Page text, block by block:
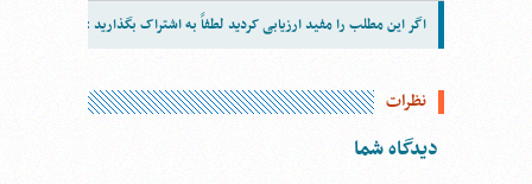
اگر این مطلب را مفید ارزیابی کردید لطفاً به اشتراک بگذارید :
نظرات
دیدگاه شما